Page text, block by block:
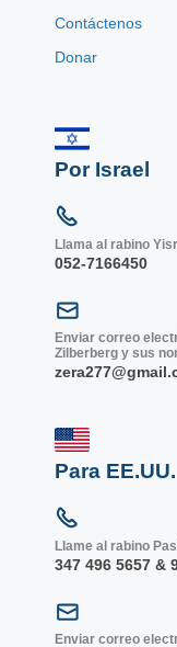
Contáctenos
Donar
Por Israel
Llama al rabino
052-7166450
Enviar correo
Zilberberg y sus
Para EE.UU.
Llame al rabino
347 496 5657 &
Enviar correo